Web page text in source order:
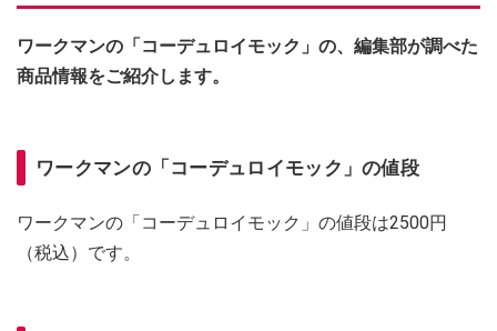
ワークマンの「コーデュロイモック」の、編集部が調べた
商品情報をご紹介します。
ワークマンの「コーデュロイモック」の値段
ワークマンの「コーデュロイモック」の値段は2500円
（税込）です。